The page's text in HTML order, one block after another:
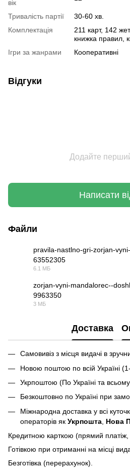
вік
Тривалість партії
30-60 хв.
Комплектація
211 карт, 142
книжка правил,
Ігри за жанрами
Кооперативні
Відгуки
Додайте
Написати
Файли
pravila-nastlno-gri-zorjan-
63552305
6.1 МБ
zorjan-vyni-mandalorec--
9963350
3 МБ
Доставка
Самовивіз з місця видачі в
Новою поштою по всій Україні
Укрпоштою (По Україні та всьому
Безкоштовно по Україні при
Міжнародна доставка у всі
операторів як Укрпошта Нова
Кредитною карткою (прямий
Готівкою при отриманні на місці
Безготівка (перерахунок).